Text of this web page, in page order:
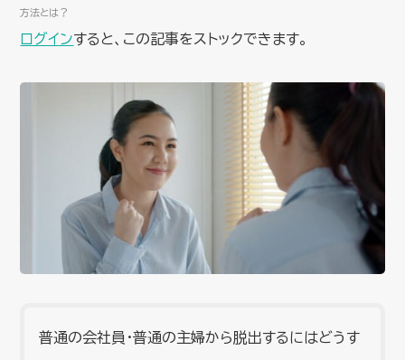
方法とは？
ログインすると、この記事をストックできます。
普通の会社員・普通の主婦から脱出するにはどうす